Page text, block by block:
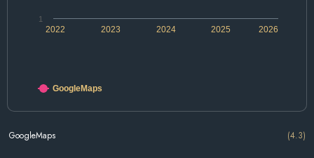
2022 2024 2026
2023 2025
1
GoogleMaps
GoogleMaps (4.3)